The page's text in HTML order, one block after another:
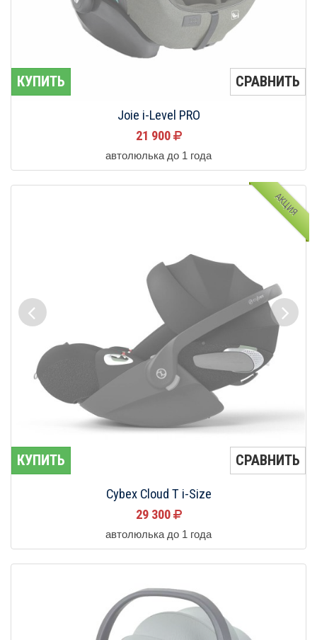
КУПИТЬ СРАВНИТЬ
Joie i-Level PRO
21 900
автолюлька до 1 года
АКЦИЯ
КУПИТЬ СРАВНИТЬ
Cybex Cloud T i-Size
29 300
автолюлька до 1 года